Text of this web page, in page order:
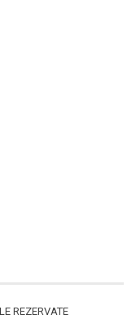
REZERVATE